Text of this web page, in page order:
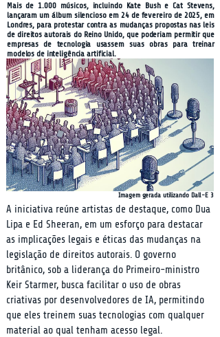
Mais de 1.000 músicos, incluindo Kate Bush e Cat Stevens,
lançaram um álbum silencioso em 24 de fevereiro de 2025, em
Londres, para protestar contra as mudanças propostas nas leis
de direitos autorais do Reino Unido, que poderiam permitir que
empresas de tecnologia usassem suas obras para treinar
modelos de inteligência artificial.
Imagem gerada utilizando Dall-E 3
A iniciativa reúne artistas de destaque, como Dua
Lipa e Ed Sheeran, em um esforço para destacar
as implicações legais e éticas das mudanças na
legislação de direitos autorais. O governo
britânico, sob a liderança do Primeiro-ministro
Keir Starmer, busca facilitar o uso de obras
criativas por desenvolvedores de IA, permitindo
que eles treinem suas tecnologias com qualquer
material ao qual tenham acesso legal.